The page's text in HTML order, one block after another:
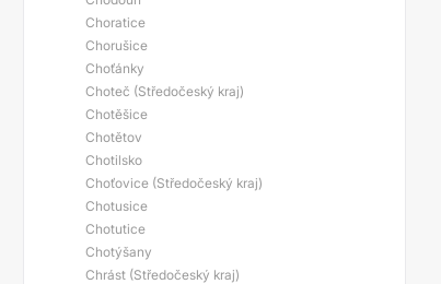
Choratice
Chorušice
Choťánky
Choteč (Středočeský kraj)
Chotěšice
Chotětov
Chotilsko
Choťovice (Středočeský kraj)
Chotusice
Chotutice
Chotýšany
Chrást (Středočeský kraj)